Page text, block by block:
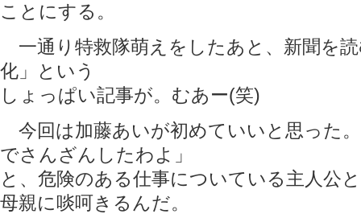
ことにする。
一通り特救隊萌えをしたあと、新聞を
化」という
しょっぱい記事が。むあー(笑)
今回は加藤あいが初めていいと思った
でさんざんしたわよ」
と、危険のある仕事についている主人公
母親に啖呵きるんだ。